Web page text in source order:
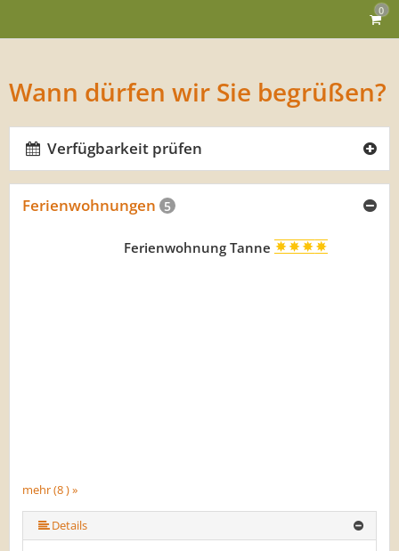
0
Wann dürfen wir Sie begrüßen?
Verfügbarkeit prüfen
Ferienwohnungen 5
mehr (8 ) »
mehr (8 ) »
mehr (8 ) »
mehr (8 ) »
mehr (8 ) »
Ferienwohnung Tanne
Details